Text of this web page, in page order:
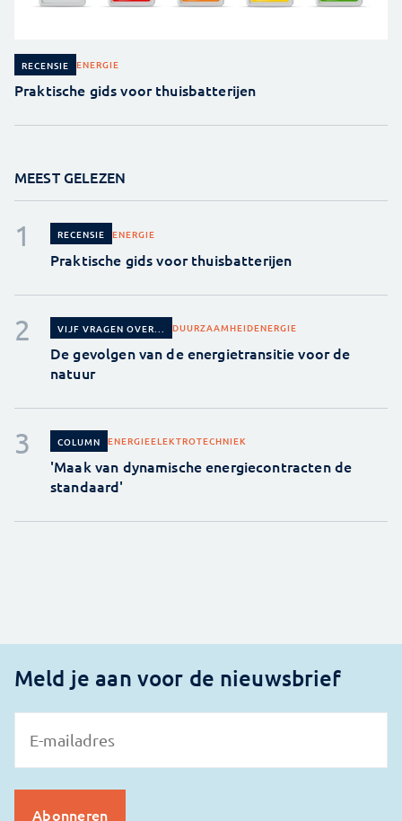
RECENSIE ENERGIE
Praktische gids voor thuisbatterijen
MEEST GELEZEN
RECENSIE ENERGIE
Praktische gids voor thuisbatterijen
VIJF VRAGEN OVER... DUURZAAMHEIDENERGIE
De gevolgen van de energietransitie voor de
natuur
COLUMN ENERGIEELEKTROTECHNIEK
'Maak van dynamische energiecontracten de
standaard'
Meld je aan voor de nieuwsbrief